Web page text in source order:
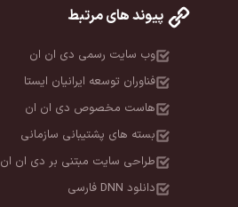
پیوند های مرتبط
وب سایت رسمی دی ان ان
فناوران توسعه ایرانیان ایستا
هاست مخصوص دی ان ان
بسته های پشتیبانی سازمانی
طراحی سایت مبتنی بر دی ان ان
دانلود DNN فارسی